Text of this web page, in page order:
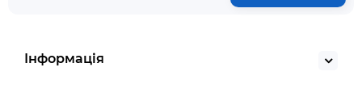
Інформація